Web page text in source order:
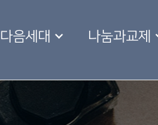
다음세대 나눔과교제